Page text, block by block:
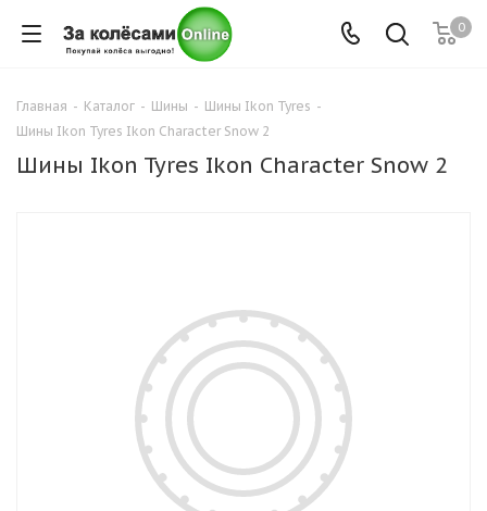
0
Главная - Каталог - Шины - Шины Ikon Tyres -
Шины Ikon Tyres Ikon Character Snow 2
Шины Ikon Tyres Ikon Character Snow 2